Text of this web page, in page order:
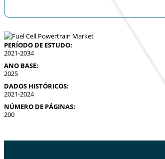
PERÍODO DE ESTUDO:
2021-2034
ANO BASE:
2025
DADOS HISTÓRICOS:
2021-2024
NÚMERO DE PÁGINAS:
200